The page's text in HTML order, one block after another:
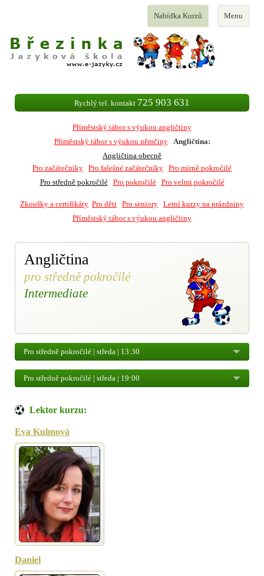
Toggle
navigation
Menu
Toggle
navigation
Nabídka Kurzů
Rychlý tel. kontakt 725 903 631
Příměstský tábor s výukou angličtiny
Příměstský tábor s výukou němčiny
Angličtina:
Angličtina obecně
Pro začátečníky Pro falešné začátečníky Pro mírně pokročilé
Pro středně pokročilé
Pro pokročilé Pro velmi pokročilé
Zkoušky a certifikáty Pro děti Pro seniory Letní kurzy na prázdniny
Příměstský tábor s výukou angličtiny
Angličtina
pro středně pokročilé
Intermediate
Pro středně pokročilé | středa | 13:30
Pro středně pokročilé | středa | 19:00
Lektor kurzu:
Eva Kulmová
Daniel